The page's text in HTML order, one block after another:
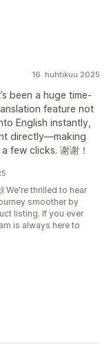
16. huhtikuu 2025
been a huge time-
feature not
English instantly,
directly—making
few clicks. 谢谢！
We're thrilled to hear
smoother by
listing. If you ever
is always here to